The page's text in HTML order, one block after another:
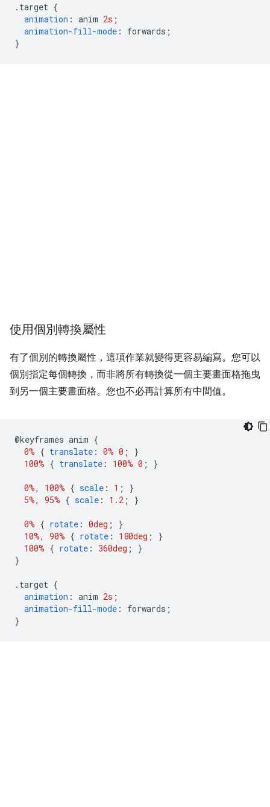
. target {
animation : anim 2s ;
animation-fill-mode : forwards ;
}
使用個別轉換屬性
有了個別的轉換屬性，這項作業就變得更容易編寫。您可以
個別指定每個轉換，而非將所有轉換從一個主要畫面格拖曳
到另一個主要畫面格。您也不必再計算所有中間值。
@keyframes anim {
0% { translate : 0% 0 ;
}
100% { translate : 100% 0 ; }
0%, 100% { scale : 1 ;
}
5%, 95% { scale : 1.2 ; }
0% { rotate : 0deg ;
}
10%, 90% { rotate : 180deg ;
}
100% { rotate : 360deg ;
}
}
. target {
animation : anim 2s ;
animation-fill-mode : forwards ;
}